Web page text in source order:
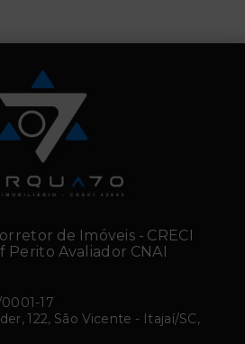
de Imóveis - CRECI
Perito Avaliador CNAI
17
122, São Vicente - Itajaí/SC,